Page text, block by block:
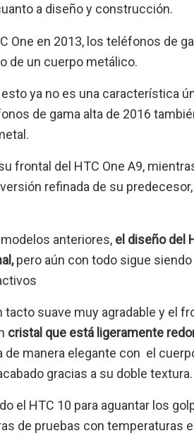
a diseño y construcción.
One en 2013, los teléfonos de
de un cuerpo metálico.
ya no es una característica
de gama alta de 2016
frontal del HTC One A9,
refinada de su
anteriores, el diseño del
pero aún con todo sigue siendo
tacto suave muy agradable y el
cristal que está ligeramente
de manera elegante con el
gracias a su doble textura.
el HTC 10 para aguantar los
de pruebas con temperaturas